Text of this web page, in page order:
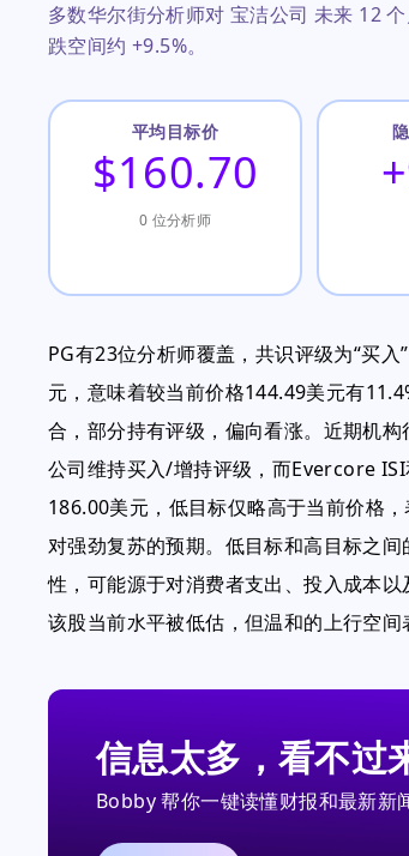
多数华尔街分析师对 宝洁公司 未来 12
跌空间约 +9.5%。
平均目标价
$160.70
0 位分析师
PG有23位分析师覆盖，共识评级为“买
元，意味着较当前价格144.49美元有
合，部分持有评级，偏向看涨。近期机
公司维持买入/增持评级，而Evercore
186.00美元，低目标仅略高于当前价格
对强劲复苏的预期。低目标和高目标之
性，可能源于对消费者支出、投入成本
该股当前水平被低估，但温和的上行空间
信息太多，看不过
Bobby 帮你一键读懂财报和最新新